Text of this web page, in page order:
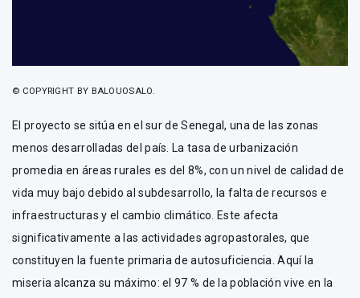
© COPYRIGHT BY BALOUOSALO.
El proyecto se sitúa en el sur de Senegal, una de las zonas
menos desarrolladas del país. La tasa de urbanización
promedia en áreas rurales es del 8%, con un nivel de calidad de
vida muy bajo debido al subdesarrollo, la falta de recursos e
infraestructuras y el cambio climático. Este afecta
significativamente a las actividades agropastorales, que
constituyen la fuente primaria de autosuficiencia. Aquí la
miseria alcanza su máximo: el 97 % de la población vive en la